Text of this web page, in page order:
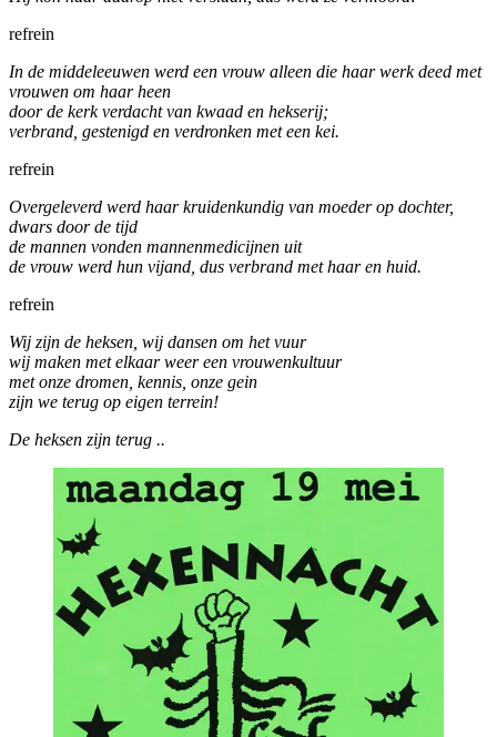
refrein
In de middeleeuwen werd een vrouw alleen die haar werk deed met
vrouwen om haar heen
door de kerk verdacht van kwaad en hekserij;
verbrand, gestenigd en verdronken met een kei.
refrein
Overgeleverd werd haar kruidenkundig van moeder op dochter,
dwars door de tijd
de mannen vonden mannenmedicijnen uit
de vrouw werd hun vijand, dus verbrand met haar en huid.
refrein
Wij zijn de heksen, wij dansen om het vuur
wij maken met elkaar weer een vrouwenkultuur
met onze dromen, kennis, onze gein
zijn we terug op eigen terrein!
De heksen zijn terug ..